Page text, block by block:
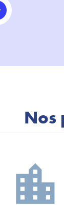
Nos